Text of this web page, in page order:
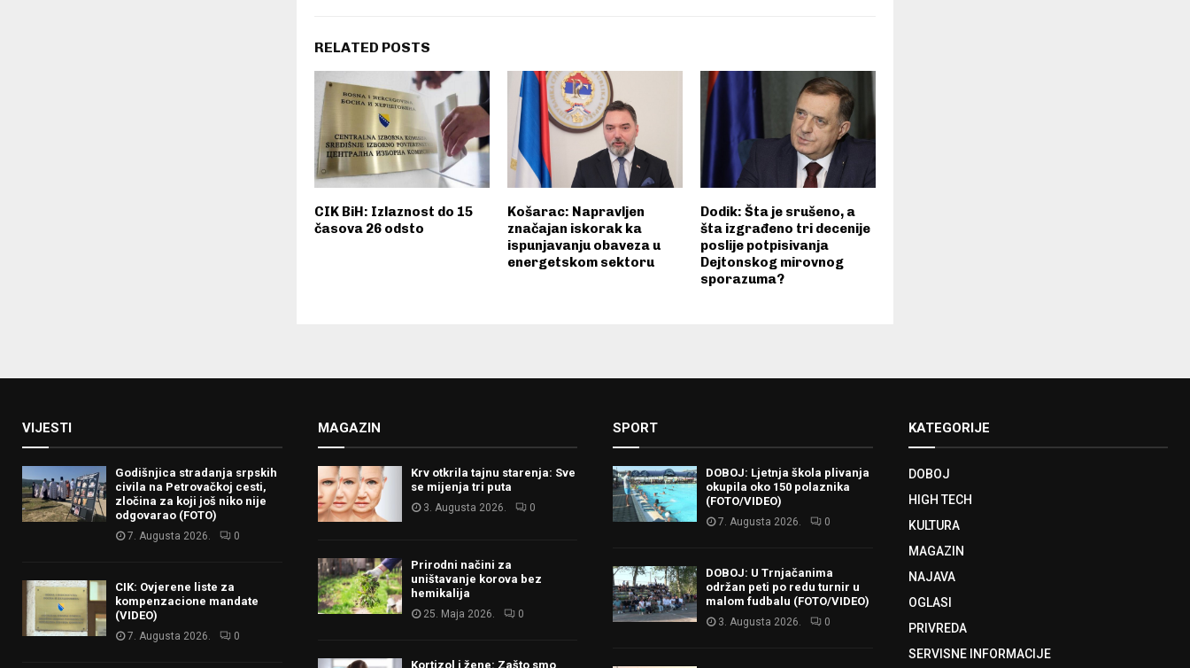
RELATED POSTS
CIK BiH: Izlaznost do 15
časova 26 odsto
Košarac: Napravljen
značajan iskorak ka
ispunjavanju obaveza u
energetskom sektoru
Dodik: Šta je srušeno, a
šta izgrađeno tri decenije
poslije potpisivanja
Dejtonskog mirovnog
sporazuma?
VIJESTI
Godišnjica stradanja srpskih
civila na Petrovačkoj cesti,
zločina za koji još niko nije
odgovarao (FOTO)
7. Augusta 2026. 0
CIK: Ovjerene liste za
kompenzacione mandate
(VIDEO)
7. Augusta 2026. 0
MAGAZIN
Krv otkrila tajnu starenja: Sve
se mijenja tri puta
3. Augusta 2026. 0
Prirodni načini za
uništavanje korova bez
hemikalija
25. Maja 2026. 0
Kortizol i žene: Zašto smo
SPORT
DOBOJ: Ljetnja škola plivanja
okupila oko 150 polaznika
(FOTO/VIDEO)
7. Augusta 2026. 0
DOBOJ: U Trnjačanima
održan peti po redu turnir u
malom fudbalu (FOTO/VIDEO)
3. Augusta 2026. 0
KATEGORIJE
DOBOJ
HIGH TECH
KULTURA
MAGAZIN
NAJAVA
OGLASI
PRIVREDA
SERVISNE INFORMACIJE